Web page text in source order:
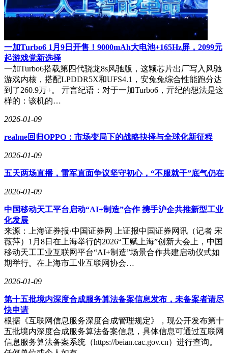
一加Turbo6 1月9日开售！9000mAh大电池+165Hz屏，2099元
起游戏党新选择
一加Turbo6搭载第四代骁龙8s风驰版，这颗芯片出厂写入风驰
游戏内核，搭配LPDDR5X和UFS4.1，安兔兔综合性能跑分达
到了260.9万+。 亓言纪语：对于一加Turbo6，亓纪的想法是这
样的：该机的…
2026-01-09
realme回归OPPO：市场变局下的战略抉择与全球化新征程
2026-01-09
五天两场直播，雷军直面争议坚守初心，“不服就干”底气仍在
2026-01-09
中国移动天工平台启动“AI+制造”合作 携手沪企共推新型工业
化发展
来源：上海证券报·中国证券网 上证报中国证券网讯（记者 宋
薇萍）1月8日在上海举行的2026“工赋上海”创新大会上，中国
移动天工工业互联网平台“AI+制造”场景合作共建启动仪式如
期举行。在上海市工业互联网协会…
2026-01-09
第十五批境内深度合成服务算法备案信息发布，未备案者请尽
快申请
根据《互联网信息服务深度合成管理规定》，现公开发布第十
五批境内深度合成服务算法备案信息，具体信息可通过互联网
信息服务算法备案系统（https://beian.cac.gov.cn）进行查询。